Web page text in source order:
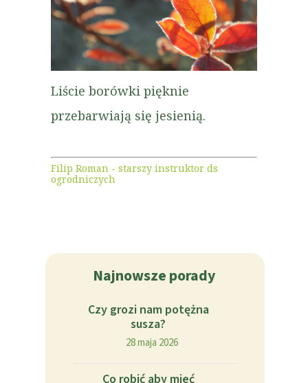
Najnowsze porady
Czy grozi nam potężna
susza?
28 maja 2026
Co robić aby mieć
Liście borówki pięknie
przebarwiają się jesienią.
Filip Roman - starszy instruktor ds
ogrodniczych